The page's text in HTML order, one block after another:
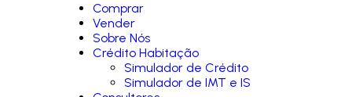
Comprar
Vender
Sobre Nós
Crédito Habitação
Simulador de Crédito
Simulador de IMT e IS